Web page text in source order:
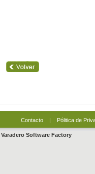
Contacto| Pólitica de
Varadero Software Factory